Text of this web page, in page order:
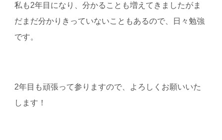
私も2年目になり、分かることも増えてきましたがま
だまだ分かりきっていないこともあるので、日々勉強
です。
2年目も頑張って参りますので、よろしくお願いいた
します！